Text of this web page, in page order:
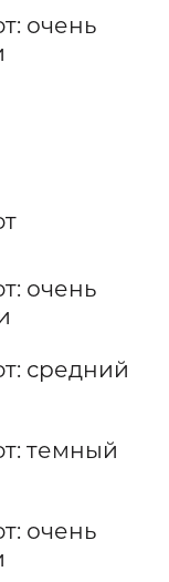
очень
очень
средний
темный
очень